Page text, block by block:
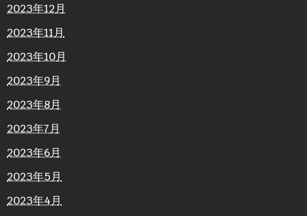
2023年12月
2023年11月
2023年10月
2023年9月
2023年8月
2023年7月
2023年6月
2023年5月
2023年4月